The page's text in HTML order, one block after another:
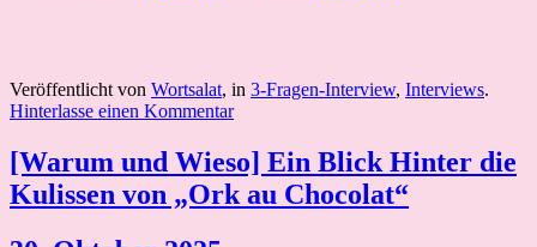
Veröffentlicht von Wortsalat, in 3-Fragen-Interview, Interviews.
Hinterlasse einen Kommentar
[Warum und Wieso] Ein Blick Hinter die
Kulissen von „Ork au Chocolat“